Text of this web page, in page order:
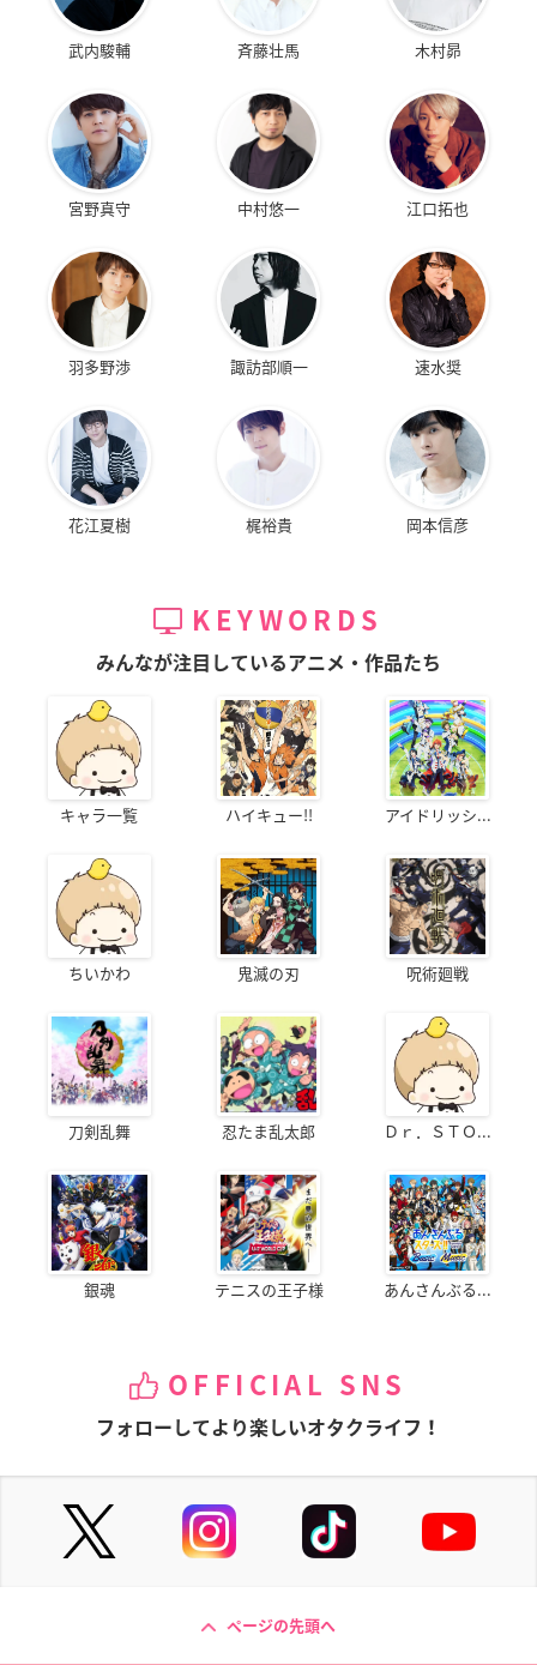
武内駿輔 斉藤壮馬 木村昴
宮野真守 中村悠一 江口拓也
羽多野渉 諏訪部順一 速水奨
花江夏樹 梶裕貴 岡本信彦
KEYWORDS
みんなが注目しているアニメ・作品たち
キャラ一覧 ハイキュー!! アイドリッシ...
ちいかわ 鬼滅の刃 呪術廻戦
刀剣乱舞 忍たま乱太郎 Ｄｒ．ＳＴＯ...
銀魂 テニスの王子様 あんさんぶる...
OFFICIAL SNS
フォローしてより楽しいオタクライフ！
ページの先頭へ